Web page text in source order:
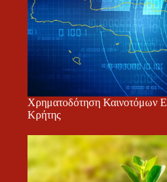
Χρηματοδότηση Καινοτόμων
Κρήτης